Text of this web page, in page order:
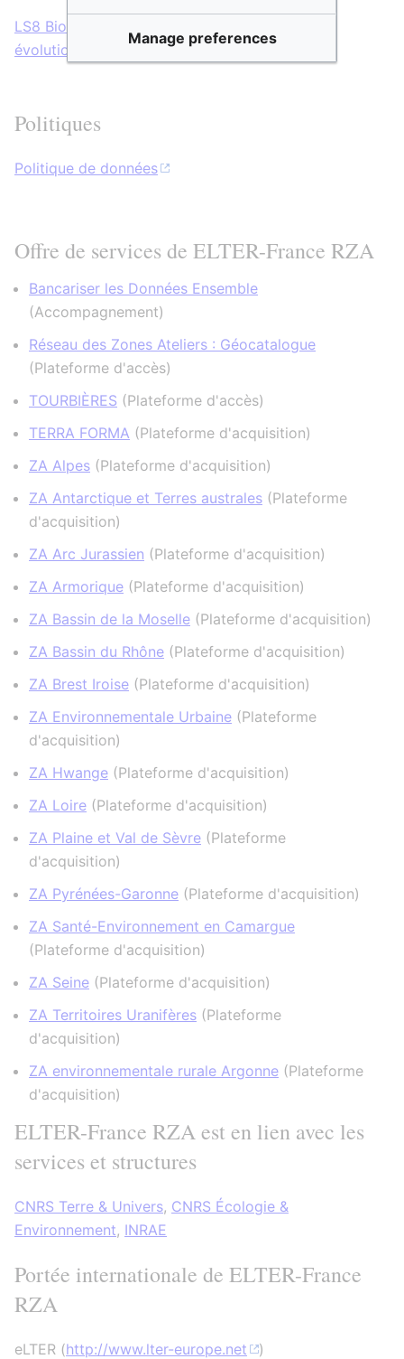
LS8 Biologie environnementale, écologie et
évolution
Politiques
Politique de données
Offre de services de ELTER-France RZA
Bancariser les Données Ensemble
(Accompagnement)
Réseau des Zones Ateliers : Géocatalogue
(Plateforme d'accès)
TOURBIÈRES (Plateforme d'accès)
TERRA FORMA (Plateforme d'acquisition)
ZA Alpes (Plateforme d'acquisition)
ZA Antarctique et Terres australes (Plateforme
d'acquisition)
ZA Arc Jurassien (Plateforme d'acquisition)
ZA Armorique (Plateforme d'acquisition)
ZA Bassin de la Moselle (Plateforme d'acquisition)
ZA Bassin du Rhône (Plateforme d'acquisition)
ZA Brest Iroise (Plateforme d'acquisition)
ZA Environnementale Urbaine (Plateforme
d'acquisition)
ZA Hwange (Plateforme d'acquisition)
ZA Loire (Plateforme d'acquisition)
ZA Plaine et Val de Sèvre (Plateforme
d'acquisition)
ZA Pyrénées-Garonne (Plateforme d'acquisition)
ZA Santé-Environnement en Camargue
(Plateforme d'acquisition)
ZA Seine (Plateforme d'acquisition)
ZA Territoires Uranifères (Plateforme
d'acquisition)
ZA environnementale rurale Argonne (Plateforme
d'acquisition)
ELTER-France RZA est en lien avec les
services et structures
CNRS Terre & Univers, CNRS Écologie &
Environnement, INRAE
Portée internationale de ELTER-France
RZA
eLTER (http://www.lter-europe.net )
Manage preferences